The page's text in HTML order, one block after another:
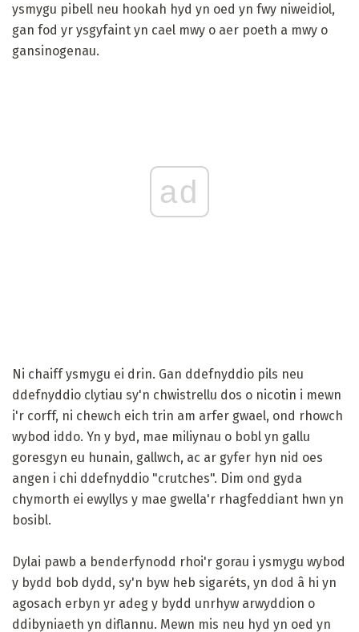
ysmygu pibell neu hookah hyd yn oed yn fwy niweidiol,
gan fod yr ysgyfaint yn cael mwy o aer poeth a mwy o
gansinogenau.
ad
Ni chaiff ysmygu ei drin. Gan ddefnyddio pils neu
ddefnyddio clytiau sy'n chwistrellu dos o nicotin i mewn
i'r corff, ni chewch eich trin am arfer gwael, ond rhowch
wybod iddo. Yn y byd, mae miliynau o bobl yn gallu
goresgyn eu hunain, gallwch, ac ar gyfer hyn nid oes
angen i chi ddefnyddio "crutches". Dim ond gyda
chymorth ei ewyllys y mae gwella'r rhagfeddiant hwn yn
bosibl.
Dylai pawb a benderfynodd rhoi'r gorau i ysmygu wybod
y bydd bob dydd, sy'n byw heb sigaréts, yn dod â hi yn
agosach erbyn yr adeg y bydd unrhyw arwyddion o
ddibyniaeth yn diflannu. Mewn mis neu hyd yn oed yn